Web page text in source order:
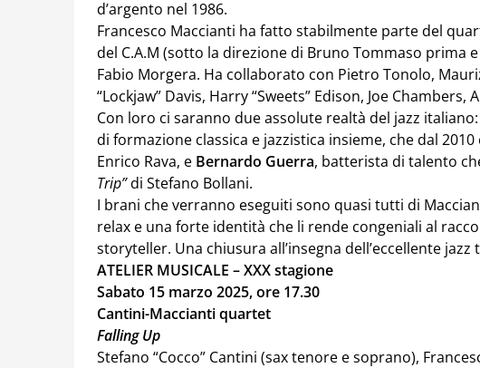
d’argento nel 1986.
Francesco Maccianti ha fatto stabilmente parte del
del C.A.M (sotto la direzione di Bruno Tommaso prima
Fabio Morgera. Ha collaborato con Pietro Tonolo,
“Lockjaw” Davis, Harry “Sweets” Edison, Joe
Con loro ci saranno due assolute realtà del jazz
di formazione classica e jazzistica insieme, che dal
Enrico Rava, e Bernardo Guerra, batterista di talento
Trip”di Stefano Bollani.
I brani che verranno eseguiti sono quasi tutti di
relax e una forte identità che li rende congeniali al
storyteller. Una chiusura all’insegna dell’eccellente
ATELIER MUSICALE – XXX stagione
Sabato 15 marzo 2025, ore 17.30
Cantini-Maccianti quartet
Falling Up
Stefano “Cocco” Cantini (sax tenore e soprano),